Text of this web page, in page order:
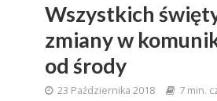
Wszystkich
zmiany w
od środy
23 Października 2018 7 min.